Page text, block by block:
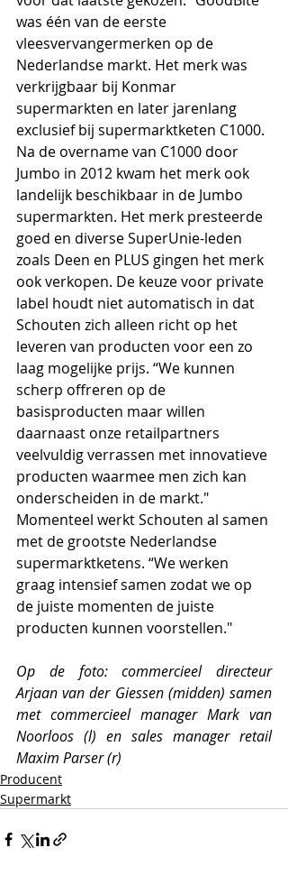
was één van de eerste
vleesvervangermerken op de
Nederlandse markt. Het merk was
verkrijgbaar bij Konmar
supermarkten en later jarenlang
exclusief bij supermarktketen C1000.
Na de overname van C1000 door
Jumbo in 2012 kwam het merk ook
landelijk beschikbaar in de Jumbo
supermarkten. Het merk presteerde
goed en diverse SuperUnie-leden
zoals Deen en PLUS gingen het merk
ook verkopen. De keuze voor private
label houdt niet automatisch in dat
Schouten zich alleen richt op het
leveren van producten voor een zo
laag mogelijke prijs. “We kunnen
scherp offreren op de
basisproducten maar willen
daarnaast onze retailpartners
veelvuldig verrassen met innovatieve
producten waarmee men zich kan
onderscheiden in de markt."
Momenteel werkt Schouten al samen
met de grootste Nederlandse
supermarktketens. “We werken
graag intensief samen zodat we op
de juiste momenten de juiste
producten kunnen voorstellen."
Op de foto: commercieel directeur
Arjaan van der Giessen (midden) samen
met commercieel manager Mark van
Noorloos (l) en sales manager retail
Maxim Parser (r)
Producent
Supermarkt